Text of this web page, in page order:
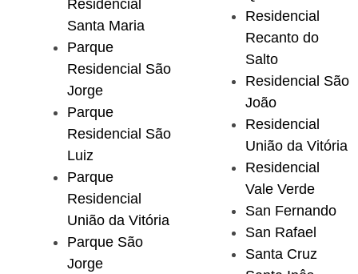
Residencial
Santa Maria
Parque
Residencial São
Jorge
Parque
Residencial São
Luiz
Parque
Residencial
União da Vitória
Parque São
Jorge
Residencial
Recanto do
Salto
Residencial São
João
Residencial
União da Vitória
Residencial
Vale Verde
San Fernando
San Rafael
Santa Cruz